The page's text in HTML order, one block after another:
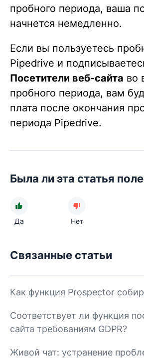
пробного периода, ваша
начнется немедленно.
Если вы пользуетесь
Pipedrive и
Посетители веб-сайта во
пробного периода, вам
плата после окончания
периода Pipedrive.
Была ли эта статья
Да Нет
Связанные статьи
Как функция Prospector
Соответствует ли функция
сайта требованиям GDPR?
Живой чат: устранение